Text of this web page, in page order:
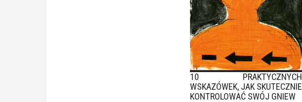
10 PRAKTYCZNYCH
WSKAZÓWEK, JAK SKUTECZNIE
KONTROLOWAĆ SWÓJ GNIEW